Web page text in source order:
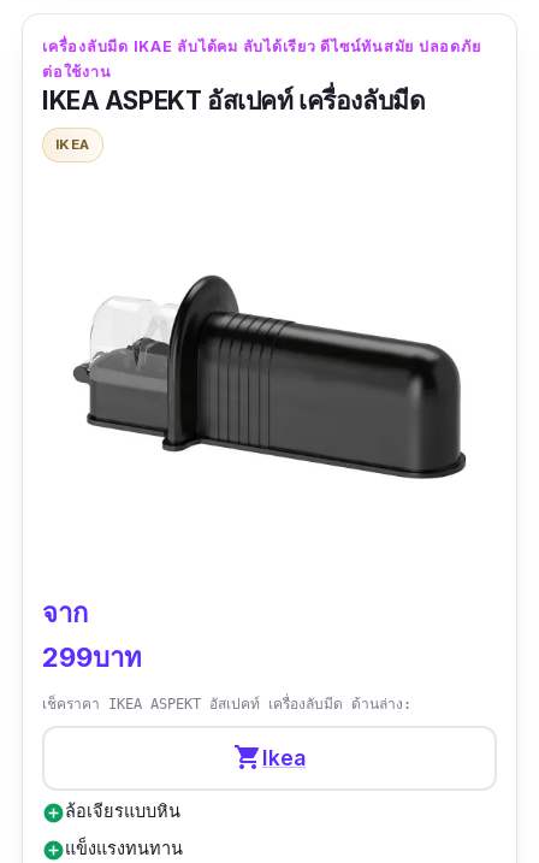
“สินค้าใช้งานได้ดีมาก ลับได้ทั้งมีดและกรรไกร คบ
กริบทุกด้าม แป้นดูดติดแน่น ชอบมากๆค่ะ”
เครื่องลับมีด IKAE ลับได้คม ลับได้เรียว ดีไซน์ทันสมัย ปลอดภัย
ต่อใช้งาน
IKEA ASPEKT อัสเปคท์ เครื่องลับมีด
IKEA
จาก
299บาท
เช็คราคา IKEA ASPEKT อัสเปคท์ เครื่องลับมีด ด้านล่าง:
shopping_cartIkea
add_circleล้อเจียรแบบหิน
add_circleแข็งแรงทนทาน